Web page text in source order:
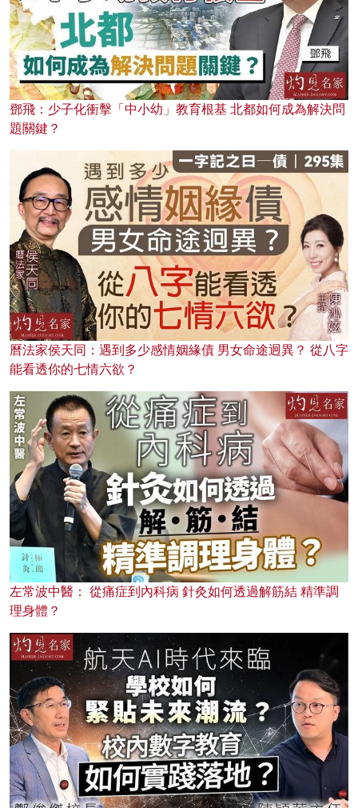
鄧飛：少子化衝擊「中小幼」教育根基 北都如何成為解決問
題關鍵？
曆法家侯天同：遇到多少感情姻緣債 男女命途迥異？ 從八字
能看透你的七情六欲？
左常波中醫： 從痛症到內科病 針灸如何透過解筋結 精準調
理身體？